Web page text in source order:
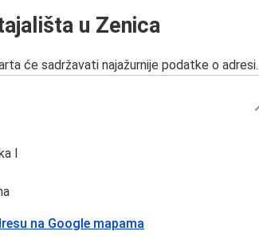
u Zenica
će sadržavati najažurnije podatke o adresi.
I
na Google mapama